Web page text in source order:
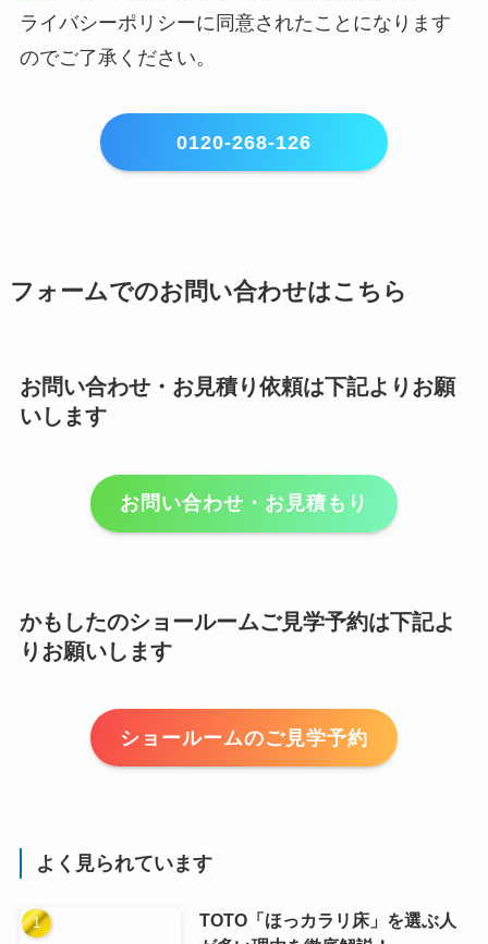
ライバシーポリシーに同意されたことになります
のでご了承ください。
0120-268-126
フォームでのお問い合わせはこちら
お問い合わせ・お見積り依頼は下記よりお願
いします
お問い合わせ・お見積もり
かもしたのショールームご見学予約は下記よ
りお願いします
ショールームのご見学予約
よく見られています
TOTO「ほっカラリ床」を選ぶ人